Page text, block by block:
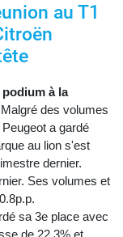
au T1
à la
Malgré des volumes
a gardé
au lion s'est
dernier.
Ses volumes et
sa 3e place avec
de 22.3% et